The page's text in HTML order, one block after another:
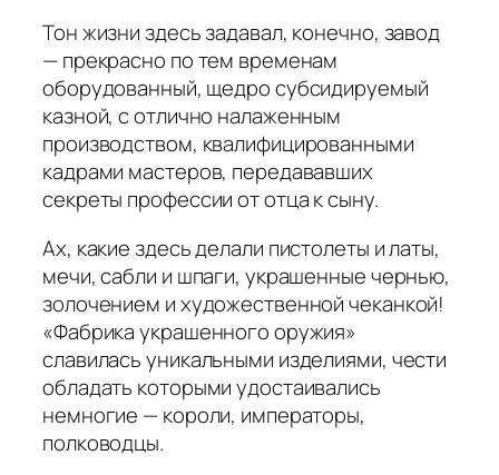
Тон жизни здесь задавал, конечно, завод
— прекрасно по тем временам
оборудованный, щедро субсидируемый
казной, с отлично налаженным
производством, квалифицированными
кадрами мастеров, передававших
секреты профессии от отца к сыну.
Ах, какие здесь делали пистолеты и латы,
мечи, сабли и шпаги, украшенные чернью,
золочением и художественной чеканкой!
«Фабрика украшенного оружия»
славилась уникальными изделиями, чести
обладать которыми удостаивались
немногие — короли, императоры,
полководцы.